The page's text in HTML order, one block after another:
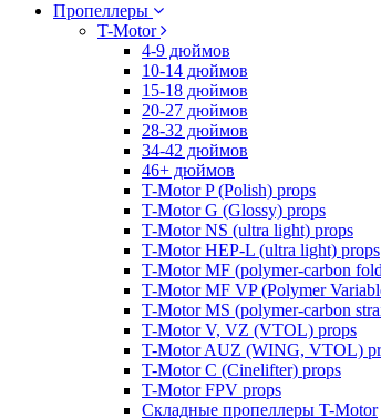
Пропеллеры
T-Motor
4-9 дюймов
10-14 дюймов
15-18 дюймов
20-27 дюймов
28-32 дюймов
34-42 дюймов
46+ дюймов
T-Motor P (Polish) props
T-Motor G (Glossy) props
T-Motor NS (ultra light) props
T-Motor HEP-L (ultra light) props
T-Motor MF (polymer-carbon
T-Motor MF VP (Polymer
T-Motor MS (polymer-carbon
T-Motor V, VZ (VTOL) props
T-Motor AUZ (WING, VTOL)
T-Motor C (Cinelifter) props
T-Motor FPV props
Складные пропеллеры T-Motor